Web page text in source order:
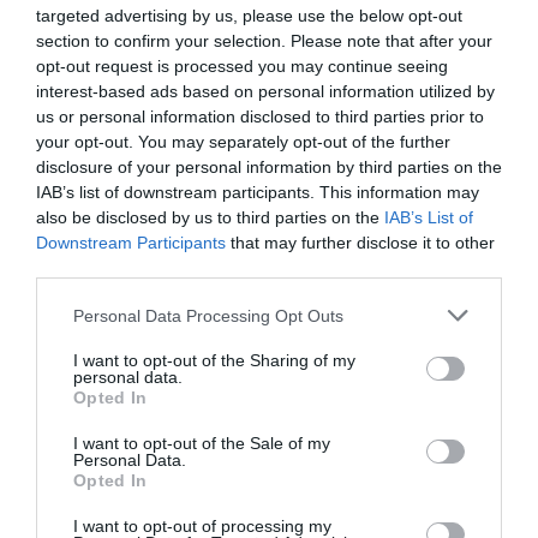
targeted advertising by us, please use the below opt-out
section to confirm your selection. Please note that after your
opt-out request is processed you may continue seeing
interest-based ads based on personal information utilized by
us or personal information disclosed to third parties prior to
your opt-out. You may separately opt-out of the further
disclosure of your personal information by third parties on the
IAB’s list of downstream participants. This information may
also be disclosed by us to third parties on the IAB’s List of
Downstream Participants that may further disclose it to other
Personal Data Processing Opt Outs
I want to opt-out of the Sharing of my
personal data.
Opted In
I want to opt-out of the Sale of my
Personal Data.
Opted In
I want to opt-out of processing my
crítico en muchas ocasiones», añade. Otra consecuencia
es que mina la credibilidad de los profesionales
sanitarios, como puso de relieve la encuesta elaborada
por #SaludsinBulos en colaboración con Doctoralia en
la que se refleja que el 65% de profesionales sanitarios
aseguraba que la desinformación en salud está
provocando que los pacientes desconfíen de ellos como
fuente de información.
Un editorial publicado en el último número de la revista
European Journal of Hospital Pharmacy advierte sobre
porque poseen habilidades tales como simpatía,
cercanía, familiaridad, confiabilidad o experiencia. Su
liderazgo de opinión es tal que pueden viralizar
cualquier información en las redes sociales». El autor,
Yared González-Pérez, del Servicio de Farmacia
Hospitalaria del Hospital San Pedro, de La Rioja, añade